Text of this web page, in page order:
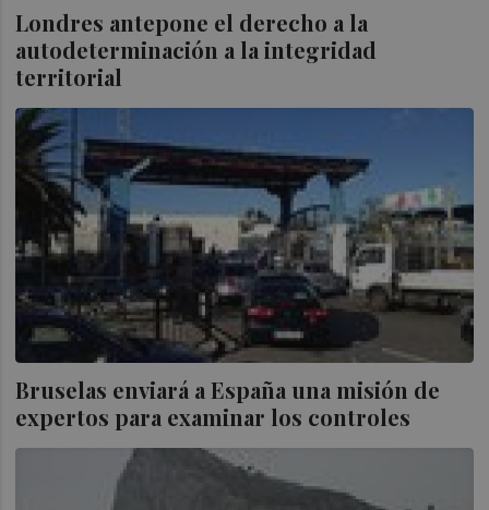
Londres antepone el derecho a la
autodeterminación a la integridad
territorial
Bruselas enviará a España una misión de
expertos para examinar los controles